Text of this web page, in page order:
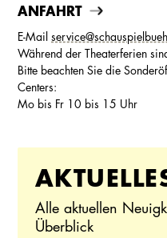
ANFAHRT
E-Mail
Während der Theaterferien
Bitte beachten Sie die
Centers:
Mo bis Fr 10 bis 15 Uhr
Alle aktuellen
Überblick